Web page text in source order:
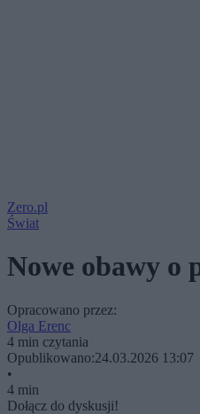
Zero.pl
Świat
Nowe obawy o
Opracowano przez:
Olga Erenc
4 min czytania
Opublikowano:24.03.2026 13:07
•
4 min
Dołącz do dyskusji!